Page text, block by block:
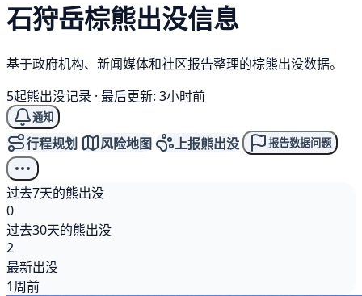
石狩岳棕熊出没信息
基于政府机构、新闻媒体和社区报告整理的棕熊出没数据。
5起熊出没记录 · 最后更新: 3小时前
通知
行程规划 风险地图 上报熊出没 报告数据问题
过去7天的熊出没
0
过去30天的熊出没
2
最新出没
1周前